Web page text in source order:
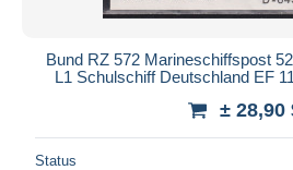
Bund RZ 572 Marineschiffspost
L1 Schulschiff Deutschland EF
± 28,90
Status